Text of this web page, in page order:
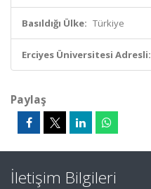
Basıldığı Ülke: Türkiye
Erciyes Üniversitesi Adresli:
Paylaş
İletişim Bilgileri